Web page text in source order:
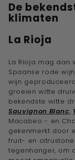
De
klimaten
La Rioja
La Rioja mag dan
Spaanse rode
wijn
groeien witte
bekendste witte
Sauvignon Blanc,
Macabeo - en
gekenmerkt door
fruit- en
tegenhanger, om